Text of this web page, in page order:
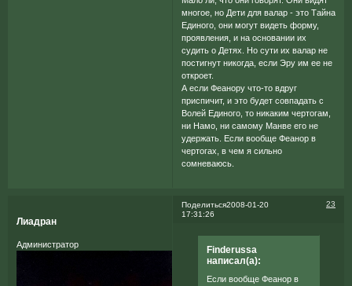
многое, но Дети для валар - это Тайна
Единого, они могут видеть форму,
проявления, и на основании их
судить о Детях. Но сути их валар не
постигнут никогда, если Эру им ее не
откроет.
А если Феанору что-то вдруг
приспичит, и это будет совпадать с
Волей Единого, то никаким чертогам,
ни Намо, ни самому Манве его не
удержать. Если вообще Феанор в
чертогах, в чем я сильно
сомневаюсь.
Поделиться 23
2008-01-20
17:31:26
Лиадран
Администратор
Finderussa
написал(а):
Если вообще Феанор в